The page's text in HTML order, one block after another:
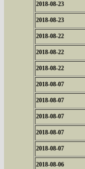
2018-08-23
2018-08-23
2018-08-22
2018-08-22
2018-08-22
2018-08-07
2018-08-07
2018-08-07
2018-08-07
2018-08-07
2018-08-06